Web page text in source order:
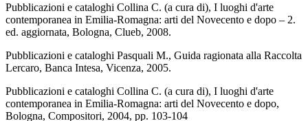
Pubblicazioni e cataloghi Collina C. (a cura di), I luoghi d'arte
contemporanea in Emilia-Romagna: arti del Novecento e dopo – 2.
ed. aggiornata, Bologna, Clueb, 2008.
Pubblicazioni e cataloghi Pasquali M., Guida ragionata alla Raccolta
Lercaro, Banca Intesa, Vicenza, 2005.
Pubblicazioni e cataloghi Collina C. (a cura di), I luoghi d'arte
contemporanea in Emilia-Romagna: arti del Novecento e dopo,
Bologna, Compositori, 2004, pp. 103-104